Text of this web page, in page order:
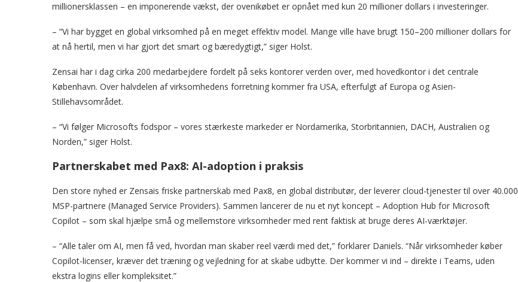
millionersklassen – en imponerende vækst, der ovenikøbet er opnået med kun 20 millioner dollars i investeringer.
– “Vi har bygget en global virksomhed på en meget effektiv model. Mange ville have brugt 150–200 millioner dollars for
at nå hertil, men vi har gjort det smart og bæredygtigt,” siger Holst.
Zensai har i dag cirka 200 medarbejdere fordelt på seks kontorer verden over, med hovedkontor i det centrale
København. Over halvdelen af virksomhedens forretning kommer fra USA, efterfulgt af Europa og Asien-
Stillehavsområdet.
– “Vi følger Microsofts fodspor – vores stærkeste markeder er Nordamerika, Storbritannien, DACH, Australien og
Norden,” siger Holst.
Partnerskabet med Pax8: AI-adoption i praksis
Den store nyhed er Zensais friske partnerskab med Pax8, en global distributør, der leverer cloud-tjenester til over 40.000
MSP-partnere (Managed Service Providers). Sammen lancerer de nu et nyt koncept – Adoption Hub for Microsoft
Copilot – som skal hjælpe små og mellemstore virksomheder med rent faktisk at bruge deres AI-værktøjer.
– “Alle taler om AI, men få ved, hvordan man skaber reel værdi med det,” forklarer Daniels. “Når virksomheder køber
Copilot-licenser, kræver det træning og vejledning for at skabe udbytte. Der kommer vi ind – direkte i Teams, uden
ekstra logins eller kompleksitet.”